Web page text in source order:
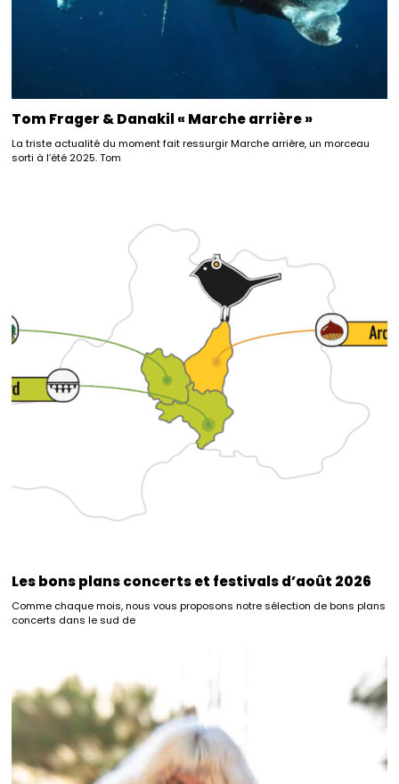
Tom Frager & Danakil « Marche arrière »
La triste actualité du moment fait ressurgir Marche arrière, un morceau
sorti à l’été 2025. Tom
Les bons plans concerts et festivals d’août 2026
Comme chaque mois, nous vous proposons notre sélection de bons plans
concerts dans le sud de